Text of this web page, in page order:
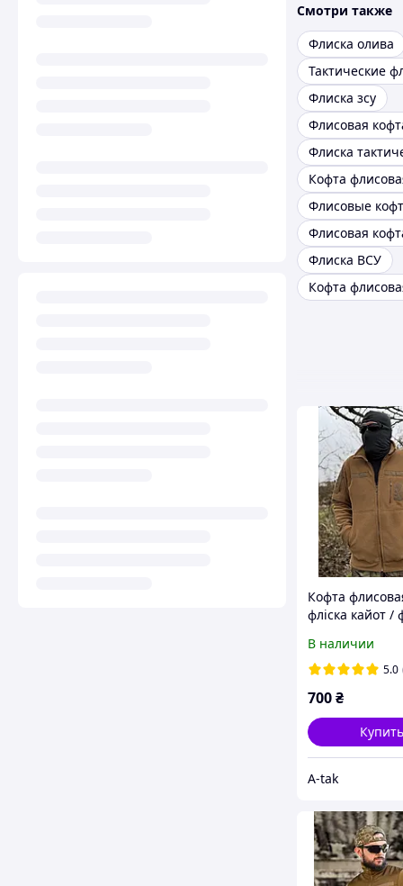
Смотри также
Флиска олива
Флиска зсу
Флисовая
Флиска
Флиска ВСУ
Кофта
фліска кайот /
флисовая
В наличии
5.0
700₴
Купить
A-tak